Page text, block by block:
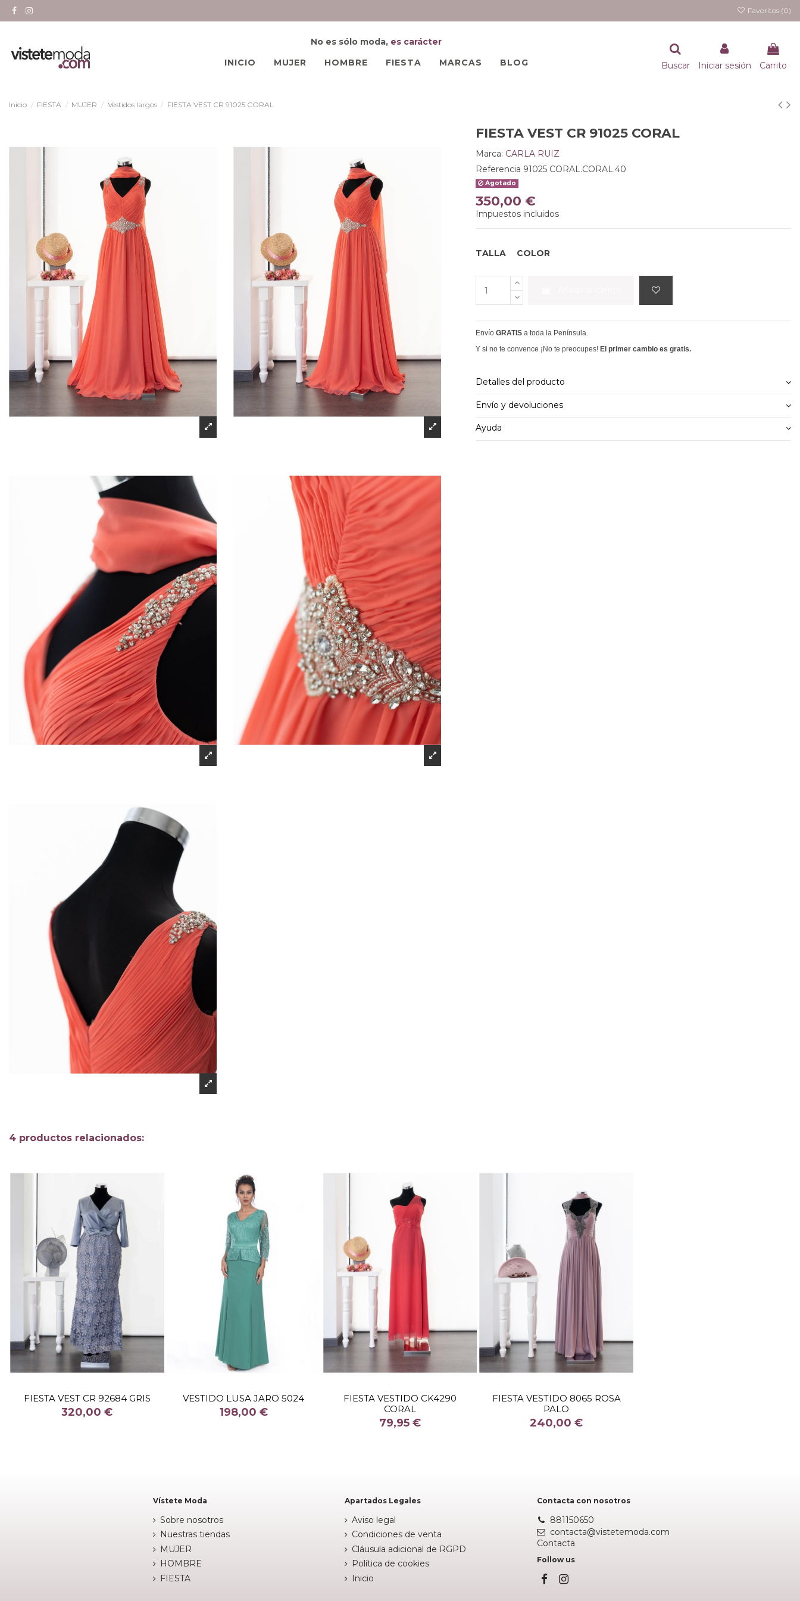
Favoritos (0)
No es sólo moda, es carácter
INICIO
MUJER HOMBRE FIESTA MARCAS BLOG Buscar Iniciar sesión Carrito
Inicio FIESTA MUJER Vestidos largos FIESTA VEST CR 91025 CORAL
FIESTA VEST CR 91025 CORAL
Marca: CARLA RUIZ
Referencia 91025 CORAL.CORAL.40
Agotado
350,00 €
Impuestos incluidos
TALLA COLOR
Envío GRATIS a toda la Península.
Y si no te convence ¡No te preocupes! El primer cambio es gratis.
Detalles del producto
Envío y devoluciones
Ayuda
4 productos relacionados:
FIESTA VEST CR 92684 GRIS
320,00 €
COLOR
VESTIDO LUSA JARO 5024
198,00 €
COLOR
FIESTA VESTIDO CK4290
CORAL
79,95 €
COLOR
FIESTA VESTIDO 8065 ROSA
PALO
240,00 €
TALLA
COLOR
ROSA
Vístete Moda
Sobre nosotros
Nuestras tiendas
MUJER
HOMBRE
FIESTA
Apartados Legales
Aviso legal
Condiciones de venta
Cláusula adicional de RGPD
Política de cookies
Inicio
Contacta con nosotros
881150650
contacta@vistetemoda.com
Contacta
Follow us